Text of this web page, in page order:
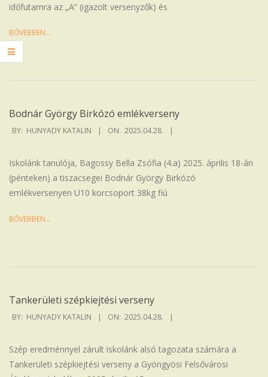
időfutamra az „A” (igazolt versenyzők) és
BŐVEBBEN…
Bodnár György Birkózó emlékverseny
2025-
28
BY: HUNYADY KATALIN ON: 2025.04.28.
Iskolánk tanulója, Bagossy Bella Zsófia (4.a) 2025. április 18-án
(pénteken) a tiszacsegei Bodnár György Birkózó
emlékversenyen U10 korcsoport 38kg fiú
BŐVEBBEN…
Tankerületi szépkiejtési verseny
2025-
BY: HUNYADY KATALIN ON: 2025.04.28.
Szép eredménnyel zárult iskolánk alsó tagozata számára a
Tankerületi szépkiejtési verseny a Gyöngyösi Felsővárosi